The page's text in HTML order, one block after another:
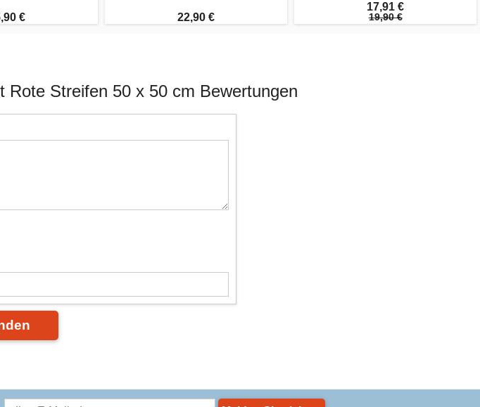
€ 22,90 €
17,91 €
19,90 €
Rote Streifen 50 x 50 cm Bewertungen